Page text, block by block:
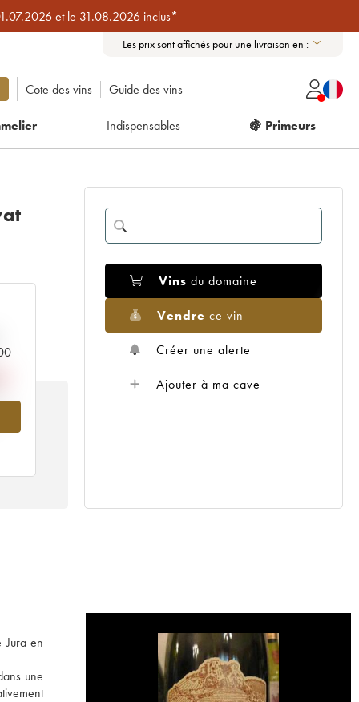
et le 31.08.2026 inclus*
Les prix sont affichés pour une livraison en :
Cote des vins Guide des vins
Indispensables 🍇 Primeurs
Vins du domaine
Vendre ce vin
Créer une alerte
Ajouter à ma cave
Jura en
une